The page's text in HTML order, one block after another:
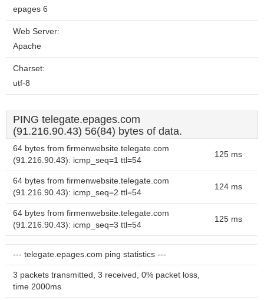
epages 6
Web Server:
Apache
Charset:
utf-8
PING telegate.epages.com
(91.216.90.43) 56(84) bytes of data.
64 bytes from firmenwebsite.telegate.com
(91.216.90.43): icmp_seq=1 ttl=54
125 ms
64 bytes from firmenwebsite.telegate.com
(91.216.90.43): icmp_seq=2 ttl=54
124 ms
64 bytes from firmenwebsite.telegate.com
(91.216.90.43): icmp_seq=3 ttl=54
125 ms
--- telegate.epages.com ping statistics ---
3 packets transmitted, 3 received, 0% packet loss,
time 2000ms